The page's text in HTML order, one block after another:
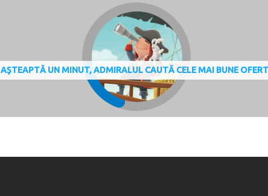
AȘTEAPTĂ UN MINUT, ADMIRALUL CAUTĂ CELE MAI BUNE